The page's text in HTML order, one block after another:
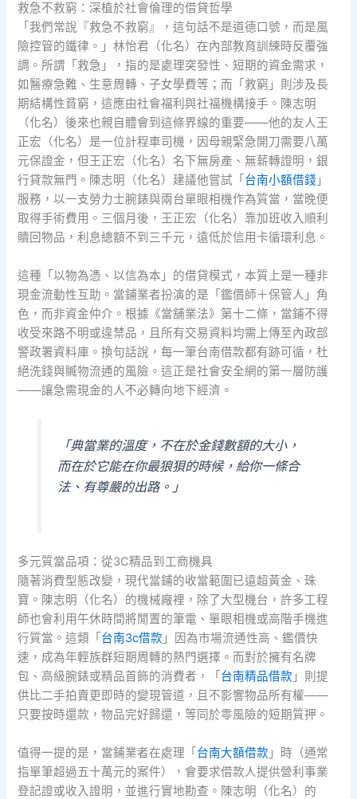
救急不救窮：深植於社會倫理的借貸哲學
「我們常說『救急不救窮』，這句話不是道德口號，而是風
險控管的鐵律。」林怡君（化名）在內部教育訓練時反覆強
調。所謂「救急」，指的是處理突發性、短期的資金需求，
如醫療急難、生意周轉、子女學費等；而「救窮」則涉及長
期結構性貧窮，這應由社會福利與社福機構接手。陳志明
（化名）後來也親自體會到這條界線的重要——他的友人王
正宏（化名）是一位計程車司機，因母親緊急開刀需要八萬
元保證金，但王正宏（化名）名下無房產、無薪轉證明，銀
行貸款無門。陳志明（化名）建議他嘗試「 台南小額借錢 」
服務，以一支勞力士腕錶與兩台單眼相機作為質當，當晚便
取得手術費用。三個月後，王正宏（化名）靠加班收入順利
贖回物品，利息總額不到三千元，遠低於信用卡循環利息。
這種「以物為憑、以信為本」的借貸模式，本質上是一種非
現金流動性互助。當鋪業者扮演的是「鑑價師＋保管人」角
色，而非資金仲介。根據《當舖業法》第十二條，當鋪不得
收受來路不明或違禁品，且所有交易資料均需上傳至內政部
警政署資料庫。換句話說，每一筆台南借款都有跡可循，杜
絕洗錢與贓物流通的風險。這正是社會安全網的第一層防護
——讓急需現金的人不必轉向地下經濟。
「典當業的溫度，不在於金錢數額的大小，
而在於它能在你最狼狽的時候，給你一條合
法、有尊嚴的出路。」
多元質當品項：從3C精品到工商機具
隨著消費型態改變，現代當鋪的收當範圍已遠超黃金、珠
寶。陳志明（化名）的機械廠裡，除了大型機台，許多工程
師也會利用午休時間將閒置的筆電、單眼相機或高階手機進
行質當。這類「 台南3c借款 」因為市場流通性高、鑑價快
速，成為年輕族群短期周轉的熱門選擇。而對於擁有名牌
包、高級腕錶或精品首飾的消費者，「 台南精品借款 」則提
供比二手拍賣更即時的變現管道，且不影響物品所有權——
只要按時還款，物品完好歸還，等同於零風險的短期質押。
值得一提的是，當鋪業者在處理「 台南大額借款 」時（通常
指單筆超過五十萬元的案件），會要求借款人提供營利事業
登記證或收入證明，並進行實地勘查。陳志明（化名）的